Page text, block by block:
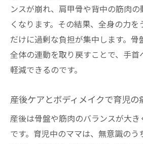
ンスが崩れ、肩甲骨や背中の筋肉
くなります。その結果、全身の力を
だけに過剰な負担が集中します。骨
全体の連動を取り戻すことで、手首
軽減できるのです。
産後ケアとボディメイクで育児の
産後は骨盤や筋肉のバランスが大き
です。育児中のママは、無意識のう